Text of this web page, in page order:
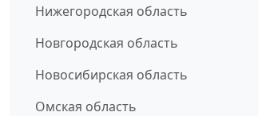
Нижегородская область
Новгородская область
Новосибирская область
Омская область